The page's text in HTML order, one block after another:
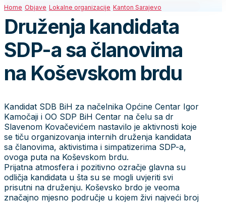
Home Objave Lokalne organizacije Kanton Sarajevo
Druženja kandidata
SDP-a sa članovima
na Koševskom brdu
Kandidat SDB BiH za načelnika Općine Centar Igor
Kamočaji i OO SDP BiH Centar na čelu sa dr
Slavenom Kovačevićem nastavilo je aktivnosti koje
se tiču organizovanja internih druženja kandidata
sa članovima, aktivistima i simpatizerima SDP-a,
ovoga puta na Koševskom brdu.
Prijatna atmosfera i pozitivno ozračje glavna su
odličja kandidata u šta su se mogli uvjeriti svi
prisutni na druženju. Koševsko brdo je veoma
značajno mjesno područje u kojem živi najveći broj